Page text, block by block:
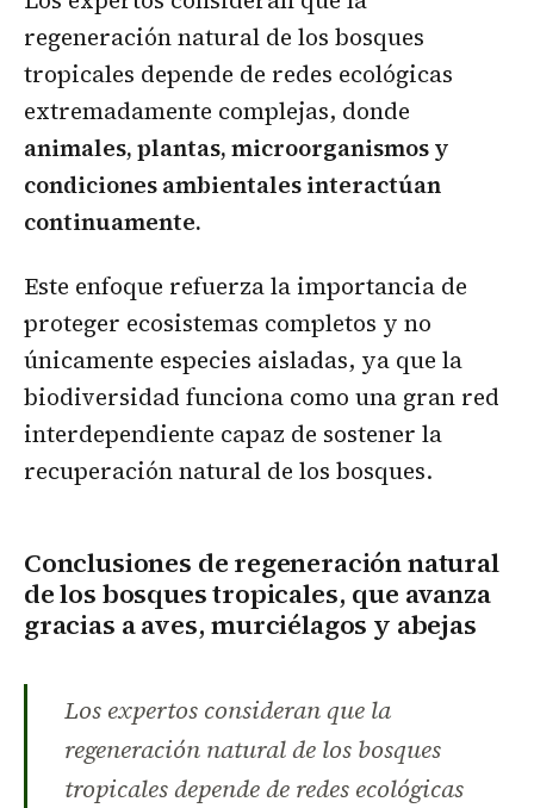
regeneración natural de los bosques
tropicales depende de redes ecológicas
extremadamente complejas, donde
animales, plantas, microorganismos y
condiciones ambientales interactúan
continuamente.
Este enfoque refuerza la importancia de
proteger ecosistemas completos y no
únicamente especies aisladas, ya que la
biodiversidad funciona como una gran red
interdependiente capaz de sostener la
recuperación natural de los bosques.
Conclusiones de regeneración natural
de los bosques tropicales, que avanza
gracias a aves, murciélagos y abejas
Los expertos consideran que la
regeneración natural de los bosques
tropicales depende de redes ecológicas